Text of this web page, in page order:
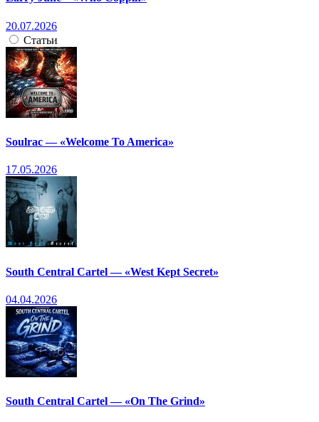
20.07.2026
Статьи
Soulrac — «Welcome To America»
17.05.2026
South Central Cartel — «West Kept Secret»
04.04.2026
South Central Cartel — «On The Grind»